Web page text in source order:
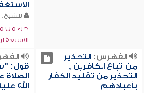
للشيخ:
جزء من
الفهرس:التحذير
من اتباع الكافرين ,
التحذير من تقليد الكفار
بأعيادهم
قول:
الله